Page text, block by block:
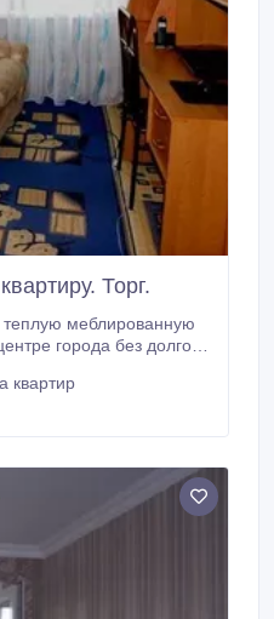
Торг.
города без долгов
квартир